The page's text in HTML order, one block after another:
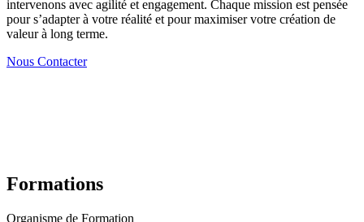
intervenons avec agilité et engagement. Chaque mission est pensée
pour s’adapter à votre réalité et pour maximiser votre création de
valeur à long terme.
Nous Contacter
Formations
Organisme de Formation